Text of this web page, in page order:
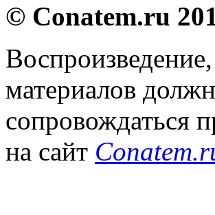
© Conatem.ru
материалов
сопровождаться
на сайт